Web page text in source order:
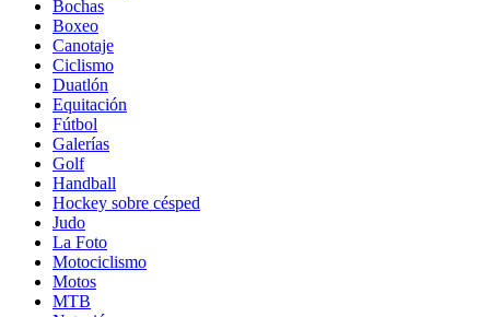
Bochas
Boxeo
Canotaje
Ciclismo
Duatlón
Equitación
Fútbol
Galerías
Golf
Handball
Hockey sobre césped
Judo
La Foto
Motociclismo
Motos
MTB